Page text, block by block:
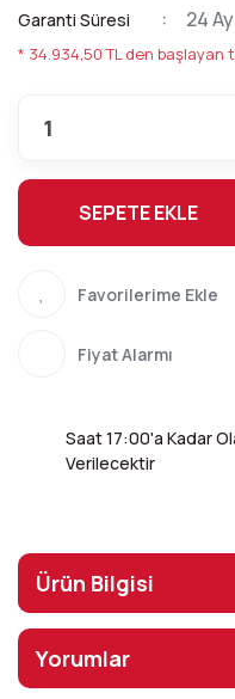
Garanti Süresi 24 Ay
* 34.934,50 TL den başlayan
SEPETE EKLE
Fiyat Alarmı
Saat 17:00'a Kadar
Verilecektir
Ürün Bilgisi
Yorumlar